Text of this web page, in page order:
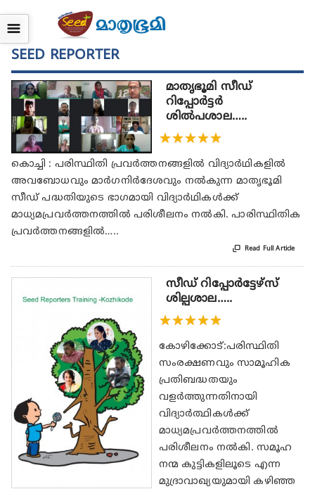
☰
SEED REPORTER
മാതൃഭൂമി സീഡ്
റിപ്പോര്‍ട്ടര്‍
ശിൽപശാല…..
★★★★★
കൊച്ചി : പരിസ്ഥിതി പ്രവര്‍ത്തനങ്ങളില്‍ വിദ്യാര്‍ഥികളില്‍
അവബോധവും മാര്‍ഗനിര്‍ദേശവും നല്‍കുന്ന മാതൃഭൂമി
സീഡ് പദ്ധതിയുടെ ഭാഗമായി വിദ്യാര്‍ഥികള്‍ക്ക്
മാധ്യമപ്രവര്‍ത്തനത്തില്‍ പരിശീലനം നല്‍കി. പാരിസ്ഥിതിക
പ്രവര്‍ത്തനങ്ങളില്‍…..
 Read Full Article
സീഡ് റിപ്പോർട്ടേഴ്‌സ്
ശില്പശാല…..
★★★★★
കോഴിക്കോട്:പരിസ്ഥിതി
സംരക്ഷണവും സാമൂഹിക
പ്രതിബദ്ധതയും
വളർത്തുന്നതിനായി
വിദ്യാർത്ഥികൾക്ക്
മാധ്യമപ്രവർത്തനത്തിൽ
പരിശീലനം നൽകി. സമൂഹ
നന്മ കുട്ടികളിലൂടെ എന്ന
മുദ്രാവാഖ്യയുമായി കഴിഞ്ഞ